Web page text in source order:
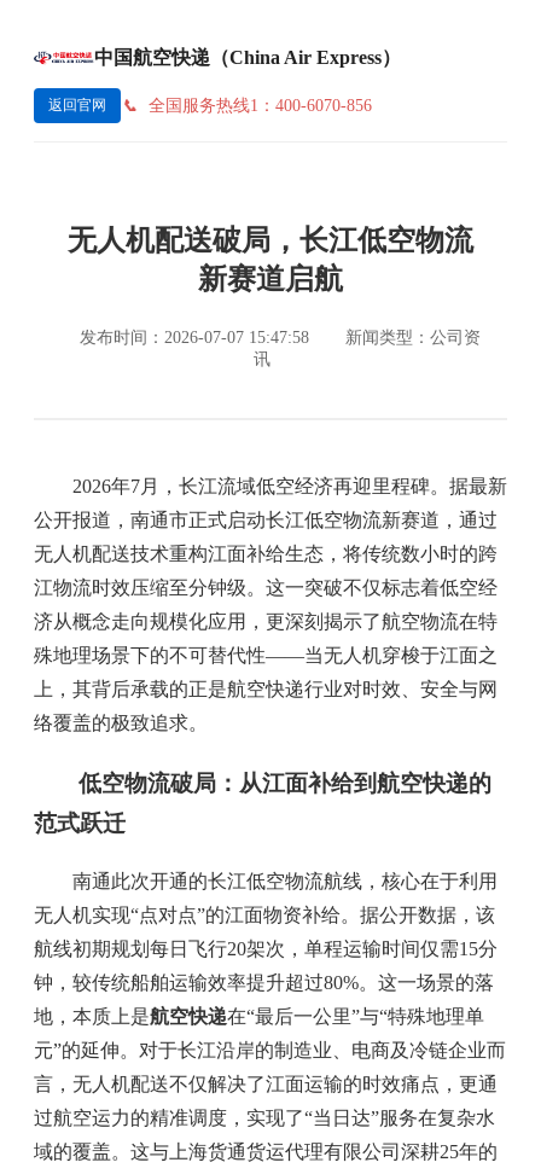
中国航空快递（China Air Express）
返回官网 全国服务热线1：400-6070-856
无人机配送破局，长江低空物流
新赛道启航
发布时间：2026-07-07 15:47:58
新闻类型：公司资
讯
2026年7月，长江流域低空经济再迎里程碑。据最新
公开报道，南通市正式启动长江低空物流新赛道，通过
无人机配送技术重构江面补给生态，将传统数小时的跨
江物流时效压缩至分钟级。这一突破不仅标志着低空经
济从概念走向规模化应用，更深刻揭示了航空物流在特
殊地理场景下的不可替代性——当无人机穿梭于江面之
上，其背后承载的正是航空快递行业对时效、安全与网
络覆盖的极致追求。
低空物流破局：从江面补给到航空快递的
范式跃迁
南通此次开通的长江低空物流航线，核心在于利用
无人机实现“点对点”的江面物资补给。据公开数据，该
航线初期规划每日飞行20架次，单程运输时间仅需15分
钟，较传统船舶运输效率提升超过80%。这一场景的落
地，本质上是航空快递在“最后一公里”与“特殊地理单
元”的延伸。对于长江沿岸的制造业、电商及冷链企业而
言，无人机配送不仅解决了江面运输的时效痛点，更通
过航空运力的精准调度，实现了“当日达”服务在复杂水
域的覆盖。这与上海货通货运代理有限公司深耕25年的